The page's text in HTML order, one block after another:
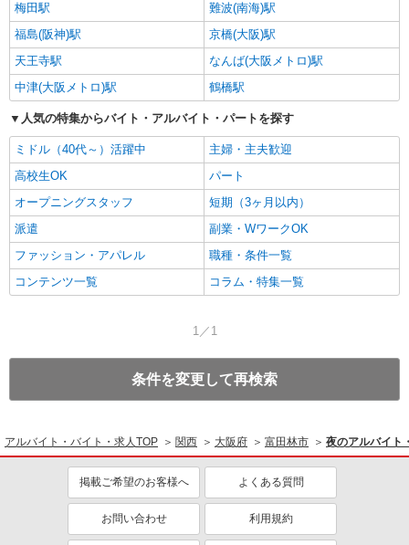
梅田駅
難波(南海)駅
福島(阪神)駅
京橋(大阪)駅
天王寺駅
なんば(大阪メトロ)駅
中津(大阪メトロ)駅
鶴橋駅
人気の特集からバイト・アルバイト・パートを探す
ミドル（40代～）活躍中
主婦・主夫歓迎
高校生OK
パート
オープニングスタッフ
短期（3ヶ月以内）
派遣
副業・WワークOK
ファッション・アパレル
職種・条件一覧
コンテンツ一覧
コラム・特集一覧
1／1
条件を変更して再検索
アルバイト・バイト・求人TOP 関西 大阪府 富田林市 夜のアルバイト
掲載ご希望のお客様へ よくある質問
お問い合わせ 利用規約